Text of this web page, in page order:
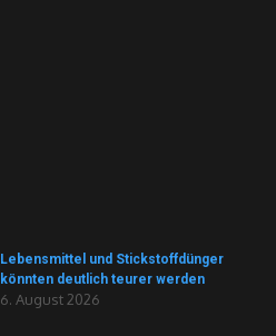
Lebensmittel und Stickstoffdünger
könnten deutlich teurer werden
6. August 2026